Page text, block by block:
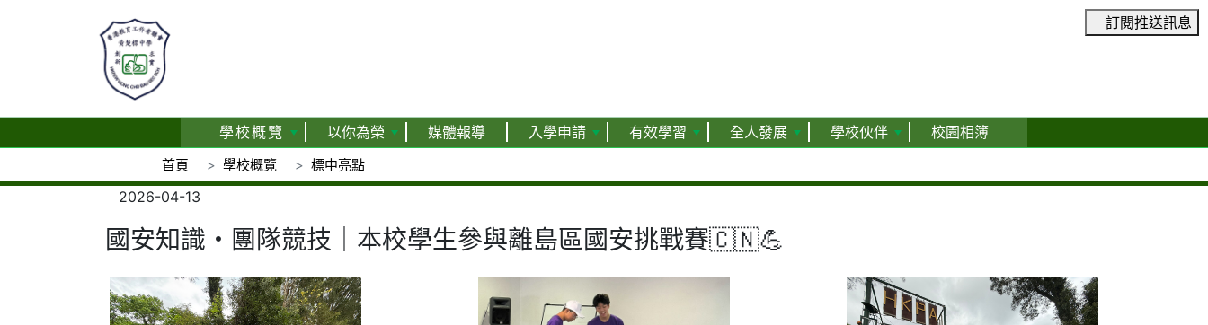
訂閱推送訊息
學校概覽 以你為榮 媒體報導 入學申請 有效學習 全人發展 學校伙伴 校園相簿
首頁 學校概覽 標中亮點
2026-04-13
國安知識・團隊競技｜本校學生參與離島區國安挑戰賽🇨🇳💪